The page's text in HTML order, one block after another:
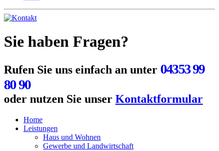
Sie haben Fragen?
Rufen Sie uns einfach an unter 04353 99
80 90
oder nutzen Sie unser Kontaktformular
Home
Leistungen
Haus und Wohnen
Gewerbe und Landwirtschaft